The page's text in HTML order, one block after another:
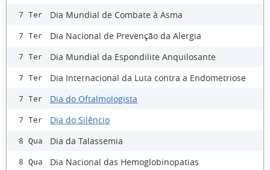
7 Ter Dia Mundial de Combate à Asma
7 Ter Dia Nacional de Prevenção da Alergia
7 Ter Dia Mundial da Espondilite Anquilosante
7 Ter Dia Internacional da Luta contra a Endometriose
7 Ter Dia do Oftalmologista
7 Ter Dia do Silêncio
8 Qua Dia da Talassemia
8 Qua Dia Nacional das Hemoglobinopatias